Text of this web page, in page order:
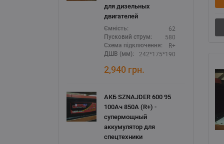
для дизельных
двигателей
Ємність: 62
Пусковий струм: 580
Схема підключення: R+
ДШВ (мм): 242*175*190
2,940 грн.
АКБ SZNAJDER 600 95
100Ач 850А (R+) -
супермощный
аккумулятор для
спецтехники